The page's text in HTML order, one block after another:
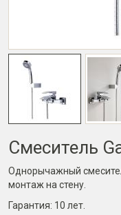
Смеситель
Однорычажный
монтаж на стену.
Гарантия: 10 лет